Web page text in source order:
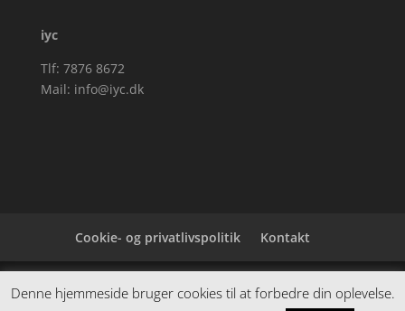
iyc
Tlf: 7876 8672
Mail: info@iyc.dk
Cookie- og privatlivspolitik Kontakt
Denne hjemmeside samler et bredt udvalg af
spændende varer. Siden er et affiiliatesite, og nogle
Denne hjemmeside bruger cookies til at forbedre din oplevelse.